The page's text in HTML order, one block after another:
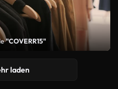
"COVERR15"
laden